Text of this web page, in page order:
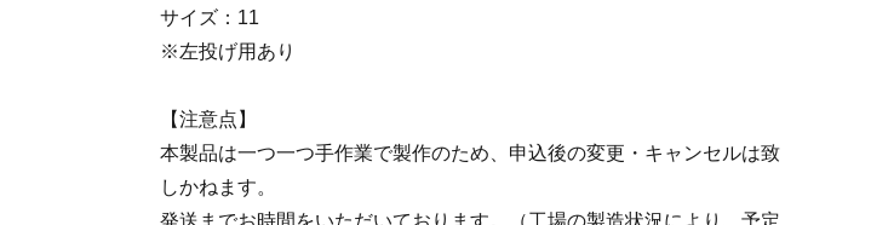
サイズ：11
※左投げ用あり
【注意点】
本製品は一つ一つ手作業で製作のため、申込後の変更・キャンセルは致
しかねます。
発送までお時間をいただいております。（工場の製造状況により、予定